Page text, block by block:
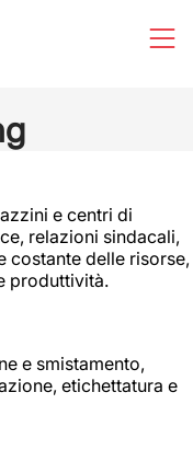
e centri di
relazioni sindacali,
costante delle risorse,
produttività.
e smistamento,
etichettatura e